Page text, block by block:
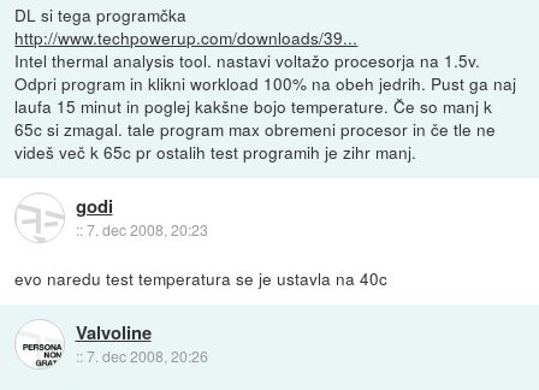
DL si tega programčka
http://www.techpowerup.com/downloads/39...
Intel thermal analysis tool. nastavi voltažo procesorja na 1.5v.
Odpri program in klikni workload 100% na obeh jedrih. Pust ga naj
laufa 15 minut in poglej kakšne bojo temperature. Če so manj k
65c si zmagal. tale program max obremeni procesor in če tle ne
videš več k 65c pr ostalih test programih je zihr manj.
godi
::7. dec 2008, 20:23
evo naredu test temperatura se je ustavla na 40c
Valvoline
::7. dec 2008, 20:26